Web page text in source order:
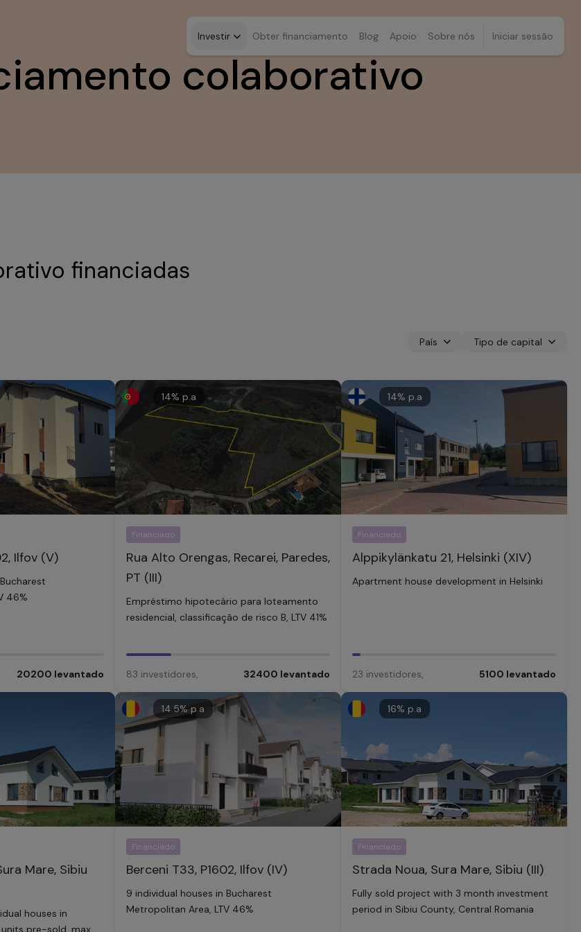
Investir Obter financiamento Blog Apoio Sobre nós Iniciar sessão
colaborativo
financiadas
País Tipo de capital
Ilfov (V)
46%
20200 levantado
14% p.a
Financiado
Rua Alto Orengas, Recarei, Paredes,
PT (III)
Empréstimo hipotecário para loteamento
residencial, classificação de risco B, LTV 41%
83 investidores, 32400 levantado
14% p.a
Financiado
Alppikylänkatu 21, Helsinki (XIV)
Apartment house development in Helsinki
23 investidores, 5100 levantado
Mare, Sibiu
houses in
pre-sold, max.
14.5% p.a
Financiado
Berceni T33, P1602, Ilfov (IV)
9 individual houses in Bucharest
Metropolitan Area, LTV 46%
16% p.a
Financiado
Strada Noua, Sura Mare, Sibiu (III)
Fully sold project with 3 month investment
period in Sibiu County, Central Romania